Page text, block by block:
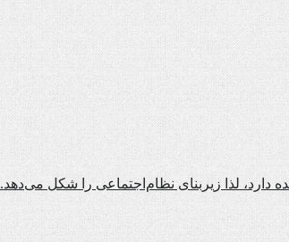
لذا زیربنای نظام‌اجتماعی را شکل می‌دهد.